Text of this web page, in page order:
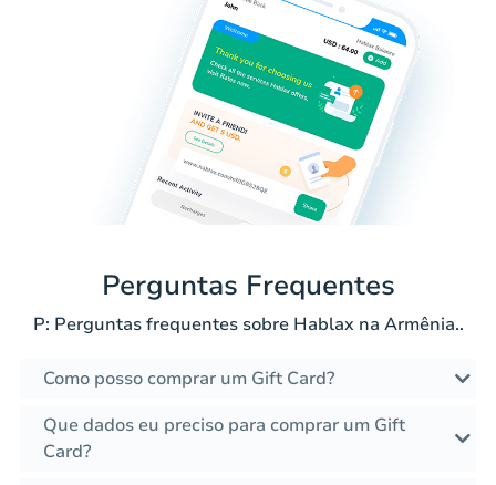
Perguntas Frequentes
P: Perguntas frequentes sobre Hablax na Armênia..
Como posso comprar um Gift Card?
Que dados eu preciso para comprar um Gift
Card?